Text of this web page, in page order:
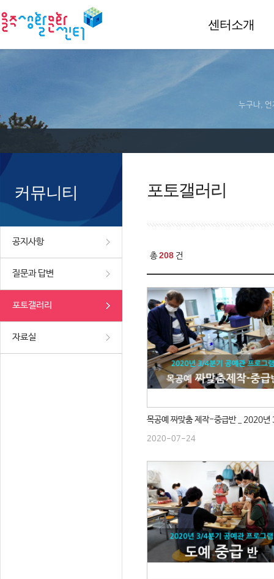
센터소개
누구나, 언
커뮤니티
공지사항
질문과 답변
포토갤러리
자료실
포토갤러리
총208 건
2020-07-24